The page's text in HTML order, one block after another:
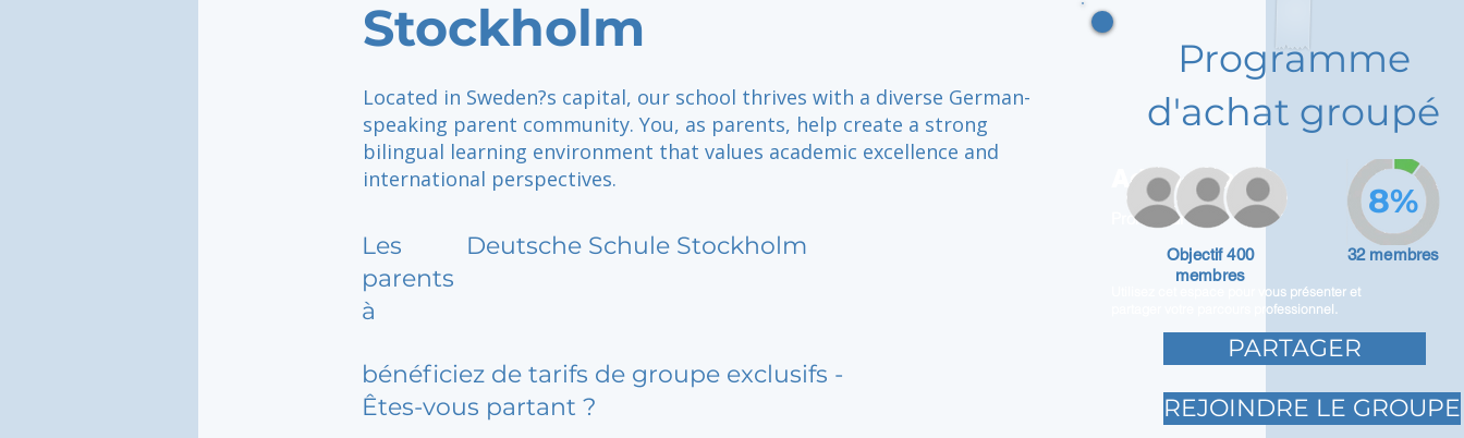
Stockholm
Located in Sweden?s capital, our school thrives with a diverse German-
speaking parent community. You, as parents, help create a strong
bilingual learning environment that values academic excellence and
international perspectives.
Les
parents
à
Deutsche Schule Stockholm
bénéficiez de tarifs de groupe exclusifs -
Êtes-vous partant ?
Adam Caar
Promoteur
Utilisez cet espace pour vous présenter et
partager votre parcours professionnel.
Programme
d'achat groupé
Objectif 400
membres
32 membres
8%
PARTAGER
REJOINDRE LE GROUPE